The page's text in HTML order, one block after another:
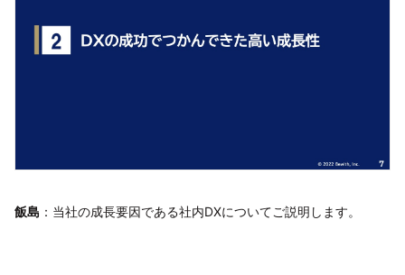
飯島 ：当社の成長要因である社内DXについてご説明します。